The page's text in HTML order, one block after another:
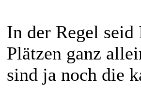
In der Regel seid
Plätzen ganz
sind ja noch die